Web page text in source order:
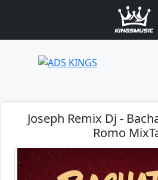
Joseph Remix Dj -
Romo